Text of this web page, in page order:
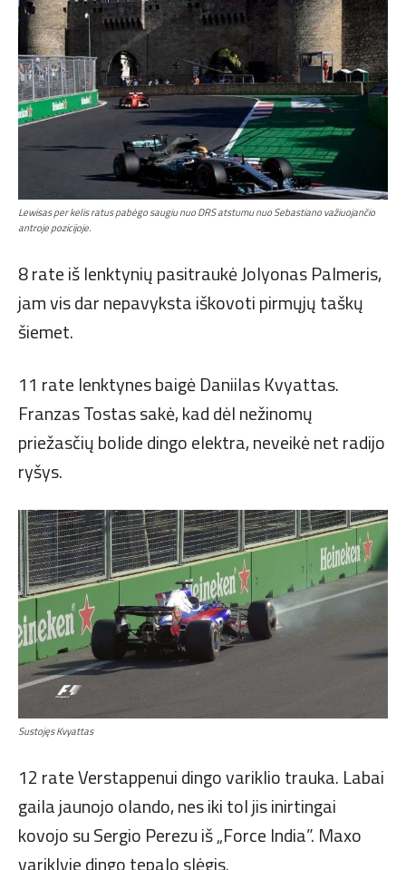
Lewisas per kelis ratus pabėgo saugiu nuo DRS atstumu nuo Sebastiano važiuojančio
antroje pozicijoje.
8 rate iš lenktynių pasitraukė Jolyonas Palmeris,
jam vis dar nepavyksta iškovoti pirmųjų taškų
šiemet.
11 rate lenktynes baigė Daniilas Kvyattas.
Franzas Tostas sakė, kad dėl nežinomų
priežasčių bolide dingo elektra, neveikė net radijo
ryšys.
Sustojęs Kvyattas
12 rate Verstappenui dingo variklio trauka. Labai
gaila jaunojo olando, nes iki tol jis inirtingai
kovojo su Sergio Perezu iš „Force India”. Maxo
variklyje dingo tepalo slėgis.